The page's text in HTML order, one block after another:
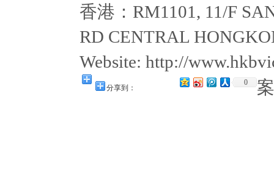
香港：RM1101, 11/F
RD CENTRAL
Website: http://
分享到：
0